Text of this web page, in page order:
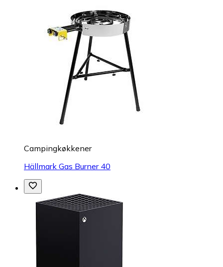
Campingkøkkener
Hällmark Gas Burner 40